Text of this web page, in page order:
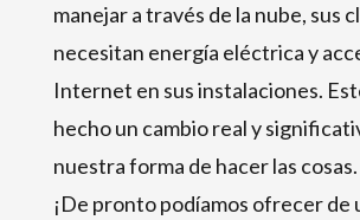
manejar a través de la nube, sus
necesitan energía eléctrica y
Internet en sus instalaciones.
hecho un cambio real y
nuestra forma de hacer las cosas.
¡De pronto podíamos ofrecer de